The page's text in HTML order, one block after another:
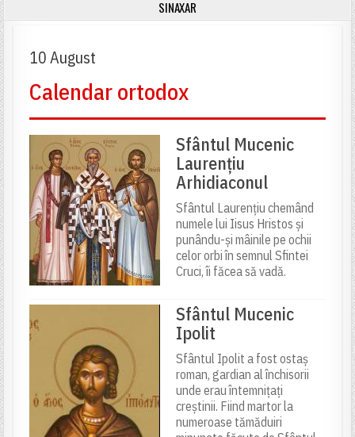
SINAXAR
10 August
Calendar ortodox
Sfântul Mucenic
Laurențiu
Arhidiaconul
Sfântul Laurențiu chemând
numele lui Iisus Hristos și
punându-și mâinile pe ochii
celor orbi în semnul Sfintei
Cruci, îi făcea să vadă.
Sfântul Mucenic
Ipolit
Sfântul Ipolit a fost ostaș
roman, gardian al închisorii
unde erau întemnițați
creștinii. Fiind martor la
numeroase tămăduiri